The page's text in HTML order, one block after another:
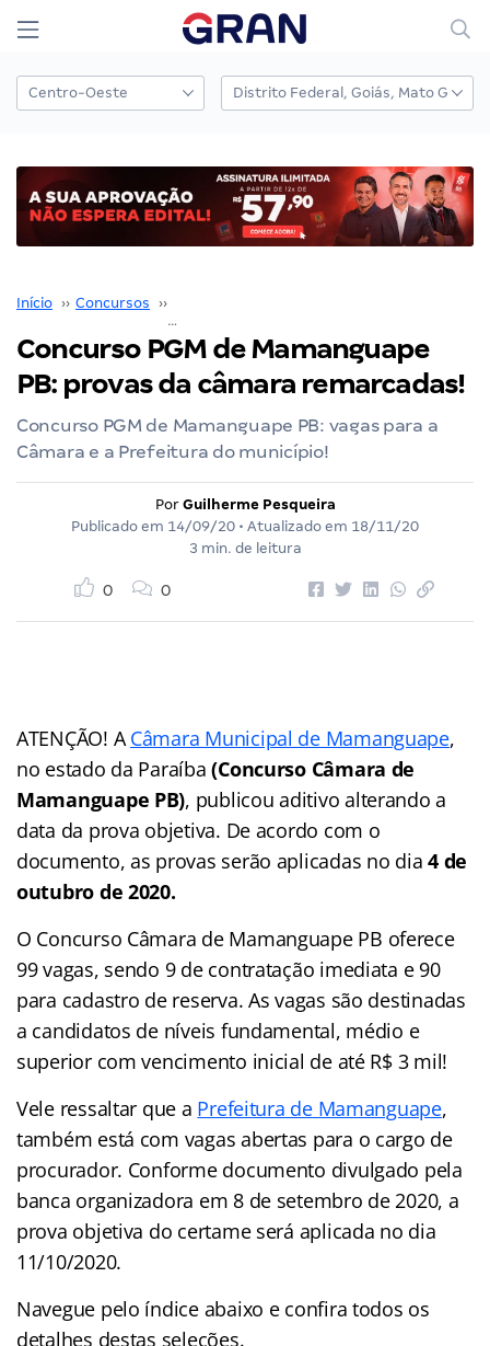
Início ›› Concursos ››
Concurso PGM de Mamanguape
PB: provas da câmara remarcadas!
Concurso PGM de Mamanguape PB: vagas para a
Câmara e a Prefeitura do município!
Por Guilherme Pesqueira
Publicado em 14/09/20 • Atualizado em 18/11/20
3 min. de leitura
0 0
ATENÇÃO! ACâmara Municipal de Mamanguape,
no estado da Paraíba(Concurso Câmara de
Mamanguape PB), publicou aditivo alterando a
data da prova objetiva. De acordo com o
documento, as provas serão aplicadas no dia4 de
outubro de 2020.
O Concurso Câmara de Mamanguape PB oferece
99 vagas, sendo 9 de contratação imediata e 90
para cadastro de reserva. As vagas são destinadas
a candidatos de níveis fundamental, médio e
superior com vencimento inicial de até R$ 3 mil!
Vele ressaltar que a Prefeitura de Mamanguape,
também está com vagas abertas para o cargo de
procurador. Conforme documento divulgado pela
banca organizadora em 8 de setembro de 2020, a
prova objetiva do certame será aplicada no dia
11/10/2020.
Navegue pelo índice abaixo e confira todos os
detalhes destas seleções.